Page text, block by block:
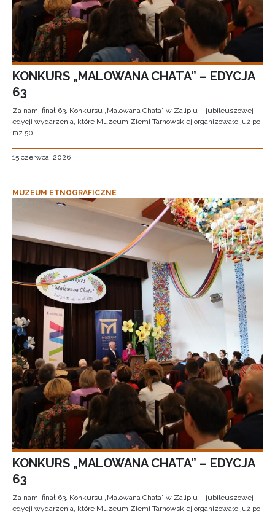
KONKURS „MALOWANA CHATA” – EDYCJA
63
Za nami finał 63. Konkursu „Malowana Chata” w Zalipiu – jubileuszowej
edycji wydarzenia, które Muzeum Ziemi Tarnowskiej organizowało już po
raz 50.
15 czerwca, 2026
MUZEUM ETNOGRAFICZNE
KONKURS „MALOWANA CHATA” – EDYCJA
63
Za nami finał 63. Konkursu „Malowana Chata” w Zalipiu – jubileuszowej
edycji wydarzenia, które Muzeum Ziemi Tarnowskiej organizowało już po